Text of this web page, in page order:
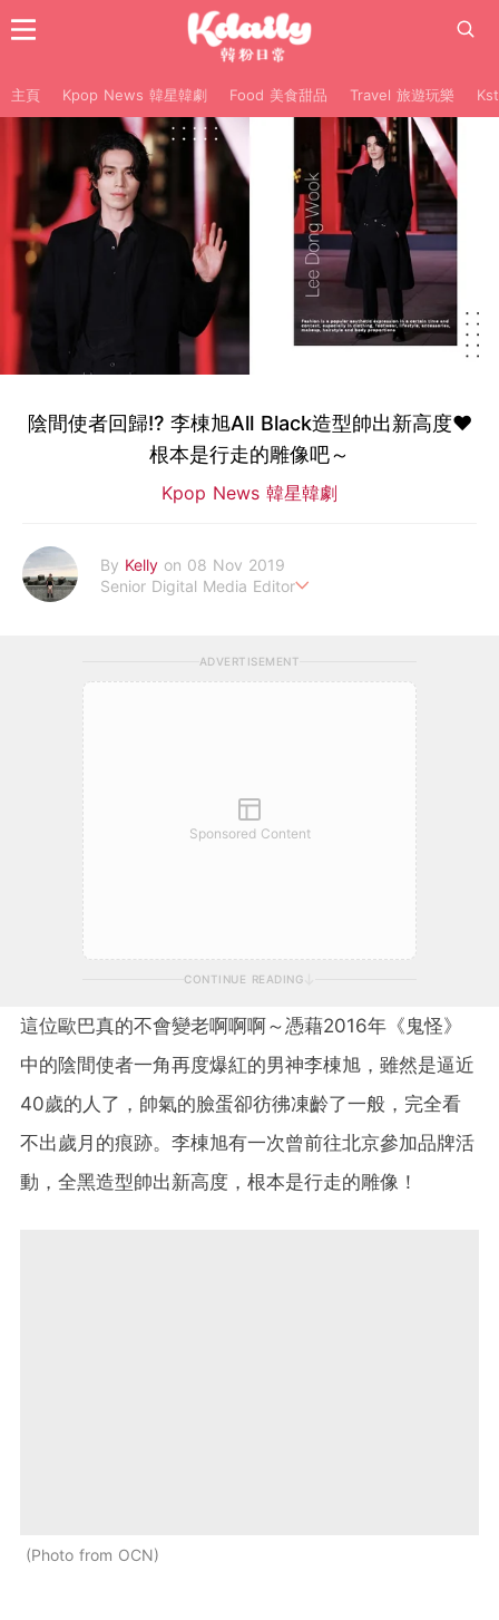
主頁 Kpop News 韓星韓劇 Food 美食甜品 Travel 旅遊玩樂
陰間使者回歸!? 李棟旭All Black造型帥出新高度♥
根本是行走的雕像吧～
Kpop News 韓星韓劇
By Kelly on 08 Nov 2019
Senior Digital Media Editor
ADVERTISEMENT
Sponsored Content
CONTINUE READING
這位歐巴真的不會變老啊啊啊～憑藉2016年《鬼怪》
中的陰間使者一角再度爆紅的男神李棟旭，雖然是逼近
40歲的人了，帥氣的臉蛋卻彷彿凍齡了一般，完全看
不出歲月的痕跡。李棟旭有一次曾前往北京參加品牌活
動，全黑造型帥出新高度，根本是行走的雕像！
Photo from OCN